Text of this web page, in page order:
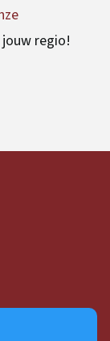
jouw regio!